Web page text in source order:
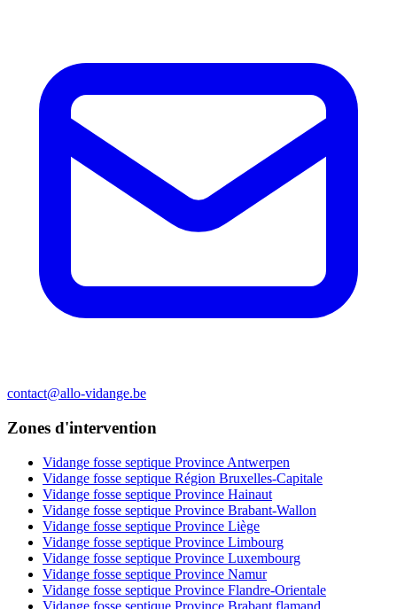
contact@allo-vidange.be
Zones d'intervention
Vidange fosse septique Province Antwerpen
Vidange fosse septique Région Bruxelles-Capitale
Vidange fosse septique Province Hainaut
Vidange fosse septique Province Brabant-Wallon
Vidange fosse septique Province Liège
Vidange fosse septique Province Limbourg
Vidange fosse septique Province Luxembourg
Vidange fosse septique Province Namur
Vidange fosse septique Province Flandre-Orientale
Vidange fosse septique Province Brabant flamand